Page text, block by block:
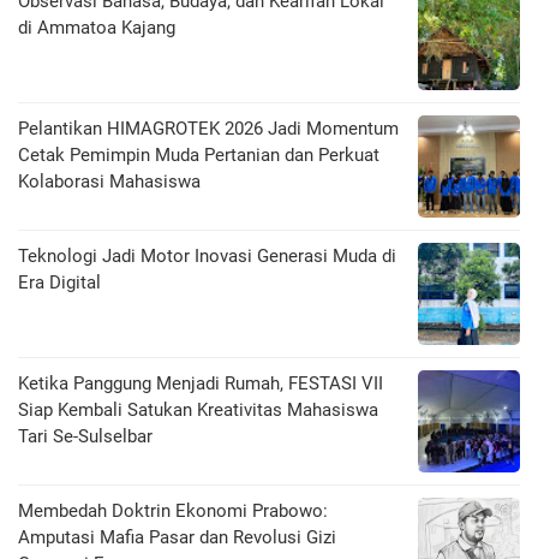
di Ammatoa Kajang
Pelantikan HIMAGROTEK 2026 Jadi Momentum
Cetak Pemimpin Muda Pertanian dan Perkuat
Kolaborasi Mahasiswa
Teknologi Jadi Motor Inovasi Generasi Muda di
Era Digital
Ketika Panggung Menjadi Rumah, FESTASI VII
Siap Kembali Satukan Kreativitas Mahasiswa
Tari Se-Sulselbar
Membedah Doktrin Ekonomi Prabowo:
Amputasi Mafia Pasar dan Revolusi Gizi